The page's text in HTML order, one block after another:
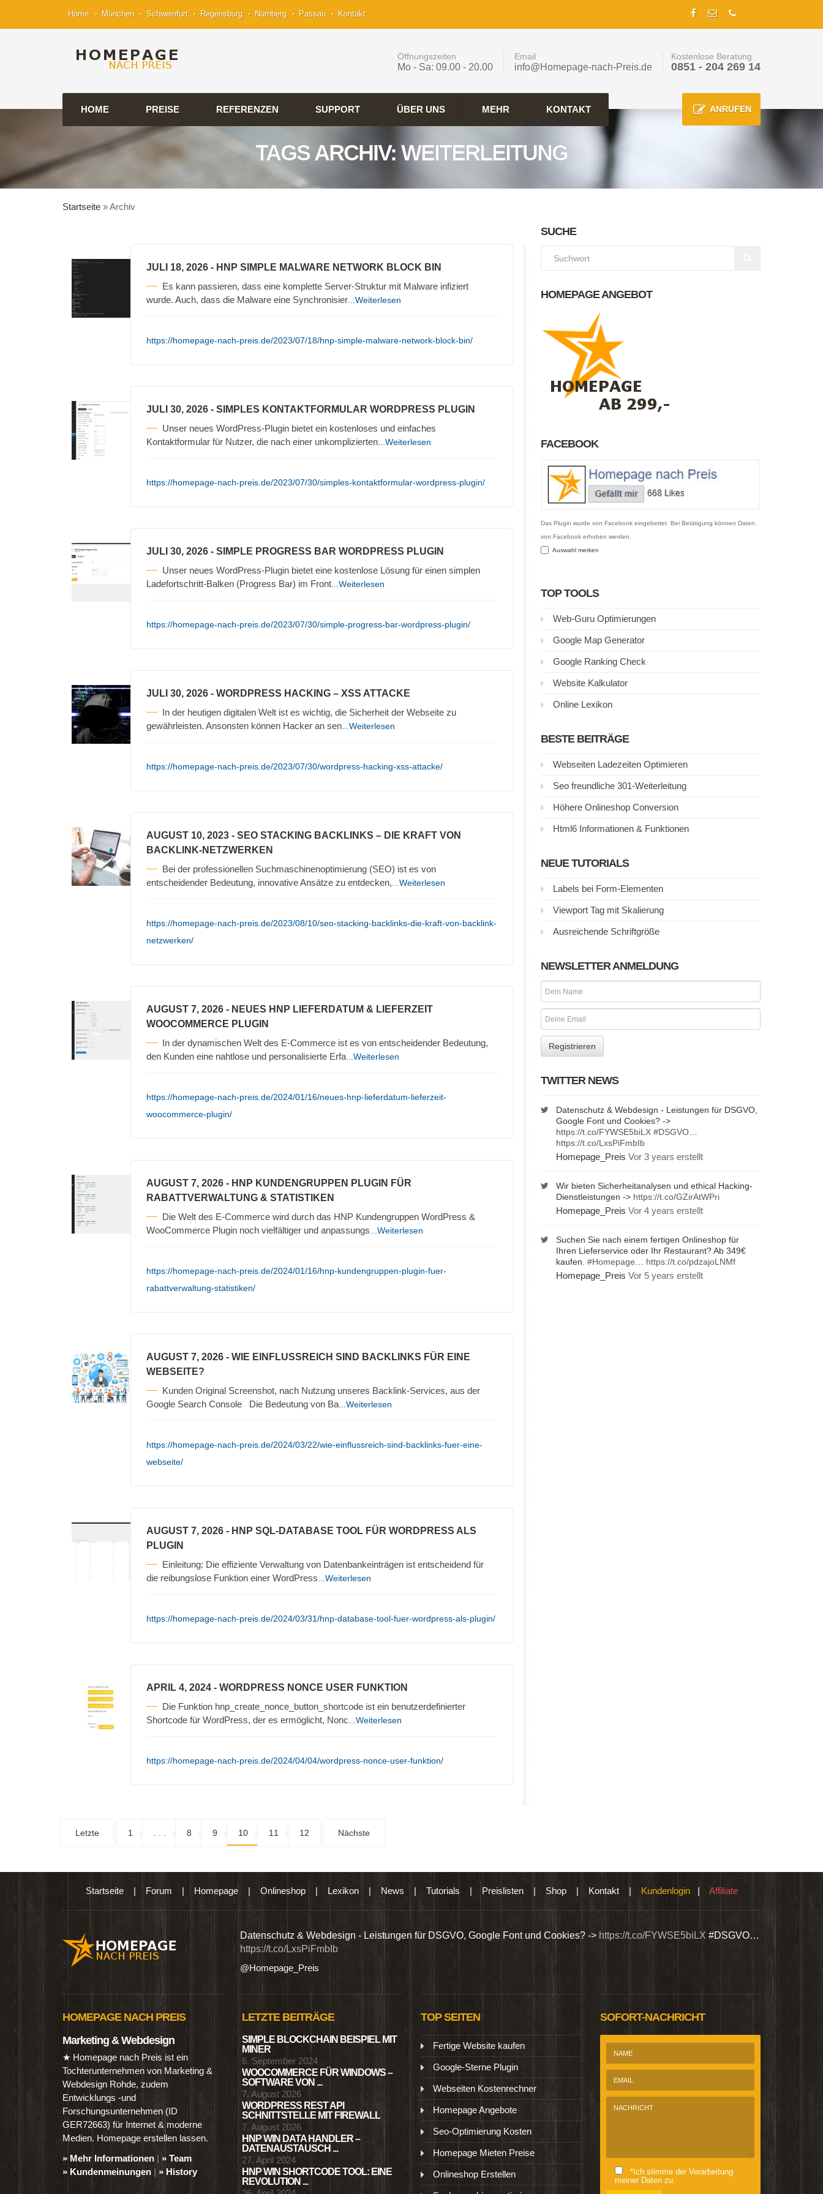
Home München Schweinfurt Regensburg Nürnberg Passau Kontakt
Öffnungszeiten
Mo - Sa: 09.00 - 20.00
Email
info@Homepage-nach-Preis.de
Kostenlose Beratung
0851 - 204 269 14
HOME PREISE REFERENZEN SUPPORT ÜBER UNS MEHR KONTAKT ANRUFEN
TAGS ARCHIV: WEITERLEITUNG
Startseite »Archiv
JULI 18, 2026 - HNP SIMPLE MALWARE NETWORK BLOCK BIN
Es kann passieren, dass eine komplette Server-Struktur mit Malware infiziert
wurde. Auch, dass die Malware eine Synchronisier ...Weiterlesen
https://homepage-nach-preis.de/2023/07/18/hnp-simple-malware-network-block-bin/
JULI 30, 2026 - SIMPLES KONTAKTFORMULAR WORDPRESS PLUGIN
Unser neues WordPress-Plugin bietet ein kostenloses und einfaches
Kontaktformular für Nutzer, die nach einer unkomplizierten ...Weiterlesen
https://homepage-nach-preis.de/2023/07/30/simples-kontaktformular-wordpress-plugin/
JULI 30, 2026 - SIMPLE PROGRESS BAR WORDPRESS PLUGIN
Unser neues WordPress-Plugin bietet eine kostenlose Lösung für einen simplen
Ladefortschritt-Balken (Progress Bar) im Front ...Weiterlesen
https://homepage-nach-preis.de/2023/07/30/simple-progress-bar-wordpress-plugin/
JULI 30, 2026 - WORDPRESS HACKING – XSS ATTACKE
In der heutigen digitalen Welt ist es wichtig, die Sicherheit der Webseite zu
gewährleisten. Ansonsten können Hacker an sen ...Weiterlesen
https://homepage-nach-preis.de/2023/07/30/wordpress-hacking-xss-attacke/
AUGUST 10, 2023 - SEO STACKING BACKLINKS – DIE KRAFT VON
BACKLINK-NETZWERKEN
Bei der professionellen Suchmaschinenoptimierung (SEO) ist es von
entscheidender Bedeutung, innovative Ansätze zu entdecken, ...Weiterlesen
https://homepage-nach-preis.de/2023/08/10/seo-stacking-backlinks-die-kraft-von-backlink-
netzwerken/
AUGUST 7, 2026 - NEUES HNP LIEFERDATUM & LIEFERZEIT
WOOCOMMERCE PLUGIN
In der dynamischen Welt des E-Commerce ist es von entscheidender Bedeutung,
den Kunden eine nahtlose und personalisierte Erfa ...Weiterlesen
https://homepage-nach-preis.de/2024/01/16/neues-hnp-lieferdatum-lieferzeit-
woocommerce-plugin/
AUGUST 7, 2026 - HNP KUNDENGRUPPEN PLUGIN FÜR
RABATTVERWALTUNG & STATISTIKEN
Die Welt des E-Commerce wird durch das HNP Kundengruppen WordPress &
WooCommerce Plugin noch vielfältiger und anpassungs ...Weiterlesen
https://homepage-nach-preis.de/2024/01/16/hnp-kundengruppen-plugin-fuer-
rabattverwaltung-statistiken/
AUGUST 7, 2026 - WIE EINFLUSSREICH SIND BACKLINKS FÜR EINE
WEBSEITE?
Kunden Original Screenshot, nach Nutzung unseres Backlink-Services, aus der
Google Search Console Die Bedeutung von Ba ...Weiterlesen
https://homepage-nach-preis.de/2024/03/22/wie-einflussreich-sind-backlinks-fuer-eine-
webseite/
AUGUST 7, 2026 - HNP SQL-DATABASE TOOL FÜR WORDPRESS ALS
PLUGIN
Einleitung: Die effiziente Verwaltung von Datenbankeinträgen ist entscheidend für
die reibungslose Funktion einer WordPress ...Weiterlesen
https://homepage-nach-preis.de/2024/03/31/hnp-database-tool-fuer-wordpress-als-plugin/
APRIL 4, 2024 - WORDPRESS NONCE USER FUNKTION
Die Funktion hnp_create_nonce_button_shortcode ist ein benutzerdefinierter
Shortcode für WordPress, der es ermöglicht, Nonc ...Weiterlesen
https://homepage-nach-preis.de/2024/04/04/wordpress-nonce-user-funktion/
Letzte 1 8 9 10 11 12 Nächste
SUCHE
HOMEPAGE ANGEBOT
FACEBOOK
Das Plugin wurde von Facebook eingebettet. Bei Betätigung können Daten
von Facebook erhoben werden.
Auswahl merken
TOP TOOLS
Web-Guru Optimierungen
Google Map Generator
Google Ranking Check
Website Kalkulator
Online Lexikon
BESTE BEITRÄGE
Webseiten Ladezeiten Optimieren
Seo freundliche 301-Weiterleitung
Höhere Onlineshop Conversion
Html6 Informationen & Funktionen
NEUE TUTORIALS
Labels bei Form-Elementen
Viewport Tag mit Skalierung
Ausreichende Schriftgröße
NEWSLETTER ANMELDUNG
TWITTER NEWS
Datenschutz & Webdesign - Leistungen für DSGVO,
Google Font und Cookies? ->
https://t.co/FYWSE5biLX #DSGVO…
https://t.co/LxsPiFmbIb
Homepage_Preis Vor 3 years erstellt
Wir bieten Sicherheitanalysen und ethical Hacking-
Dienstleistungen -> https://t.co/GZirAtWPri
Homepage_Preis Vor 4 years erstellt
Suchen Sie nach einem fertigen Onlineshop für
Ihren Lieferservice oder Ihr Restaurant? Ab 349€
kaufen. #Homepage https://t.co/pdzajoLNMf
Homepage_Preis Vor 5 years erstellt
Startseite| Forum | Homepage| Onlineshop| Lexikon| News | Tutorials | Preislisten| Shop| Kontakt| Kundenlogin| Affiliate
Produkten wie Ebooks & DVDs.… Datenschutz & Webdesign - Leistungen für DSGVO, Google Font und Cookies? -> https://t.co/FYWSE5biLX #DSGVO…
https://t.co/LxsPiFmbIb
@Homepage_Preis
Wir bieten
HOMEPAGE NACH PREIS
Marketing & Webdesign
★ Homepage nach Preis ist ein
Tochterunternehmen von Marketing &
Webdesign Rohde, zudem
Entwicklungs -und
Forschungsunternehmen (ID
GER72663) für Internet & moderne
Medien. Homepage erstellen lassen.
» Mehr Informationen | » Team
» Kundenmeinungen | » History
LETZTE BEITRÄGE
SIMPLE BLOCKCHAIN BEISPIEL MIT
MINER
6. September 2024
WOOCOMMERCE FÜR WINDOWS –
SOFTWARE VON ...
7. August 2026
WORDPRESS REST API
SCHNITTSTELLE MIT FIREWALL
7. August 2026
HNP WIN DATA HANDLER –
DATENAUSTAUSCH ...
27. April 2024
HNP WIN SHORTCODE TOOL: EINE
REVOLUTION ...
TOP SEITEN
Fertige Website kaufen
Google-Sterne Plugin
Webseiten Kostenrechner
Homepage Angebote
Seo-Optimierung Kosten
Homepage Mieten Preise
Onlineshop Erstellen
SOFORT-NACHRICHT
*Ich stimme der Verarbeitung
meiner Daten zu.